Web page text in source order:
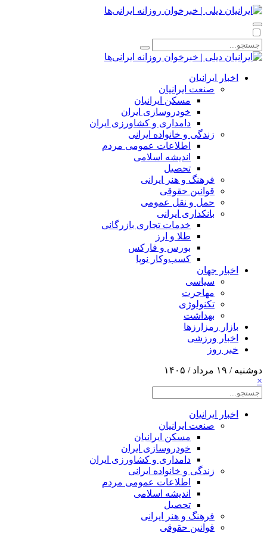
اخبار ایرانیان
صنعت ایرانیان
مسکن ایرانیان
خودروسازی ایران
دامداری و کشاورزی ایران
زندگی و خانواده ایرانی
اطلاعات عمومی مردم
اندیشه اسلامی
تحصیل
فرهنگ و هنر ایرانی
قوانین حقوقی
حمل و نقل عمومی
بانکداری ایرانی
خدمات تجاری بازرگانی
طلا و ارز
بورس و فارکس
کسب‌وکار نوپا
اخبار جهان
سیاسی
مهاجرت
تکنولوژی
بهداشت
بازار رمزارزها
اخبار ورزشی
خبر روز
دوشنبه / ۱۹ مرداد / ۱۴۰۵
×
اخبار ایرانیان
صنعت ایرانیان
مسکن ایرانیان
خودروسازی ایران
دامداری و کشاورزی ایران
زندگی و خانواده ایرانی
اطلاعات عمومی مردم
اندیشه اسلامی
تحصیل
فرهنگ و هنر ایرانی
قوانین حقوقی